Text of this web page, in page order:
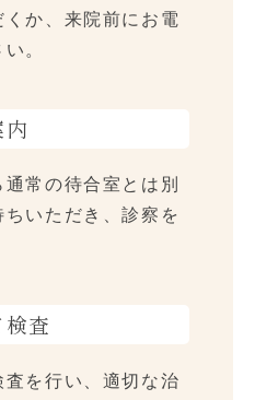
か、来院前にお電
。
常の待合室とは別
いただき、診察を
査
を行い、適切な治